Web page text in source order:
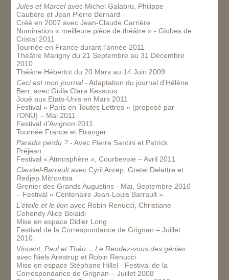
Jules et Marcelavec Michel Galabru, Philippe
Caubère et Jean Pierre Bernard
Créé en 2007 avec Jean-Claude Carrière
Nomination « meilleure pièce de théâtre » - Globes de
Cristal 2011
Tournée en France durant l’année 2011
Théâtre Marigny du 21 Septembre au 31 Décembre
2010
Théâtre Hébertot du 20 Mars au 14 Juin 2009
Ceci est mon journal- Adaptation du journal d’Hélène
Berr, avec Guila Clara Kessous
Joué aux Etats-Unis en Mars 2011
Festival « Paris en Toutes Lettres » (proposé par
l’ONU) – Mai 2011
Festival d’Avignon 2011
Tournée France et Etranger
Paradis perdu ? - Avec Pierre Santini et Patrick
Préjean
Festival « Atmosphère », Courbevoie – Avril 2011
Claudel-Barraultavec Cyril Anrep, Gretel Delattre et
Redjep Mitrovitsa
Grenier des Grands Augustins - Mai, Septembre 2010
– Festival « Centenaire Jean-Louis Barrault ».
L’étoile et le lion avec Robin Renucci, Christiane
Cohendy Alice Belaidi
Mise en espace Didier Long
Festival de la Correspondance de Grignan – Juillet
2010
Vincent, Paul et Théo… Le Rendez-vous des génies
avec Niels Arestrup et Robin Renucci
Mise en espace Stéphane Hillel - Festival de la
Correspondance de Grignan – Juillet 2008